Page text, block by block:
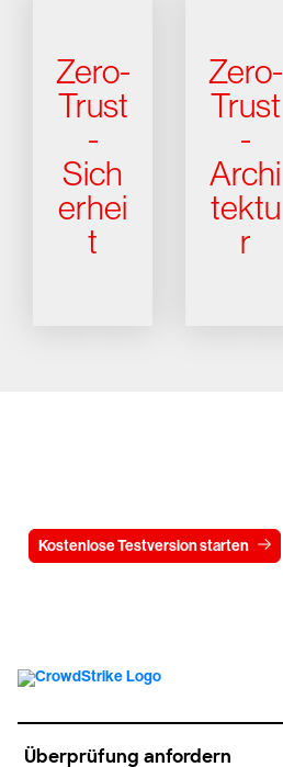
Zero-
Trust
-
Sich
erhei
t
Zero-
Trust
-
Archi
tektu
r
Kostenlose Testversion starten
Überprüfung anfordern